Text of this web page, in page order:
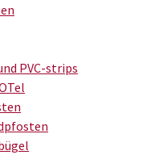
PVC-strips